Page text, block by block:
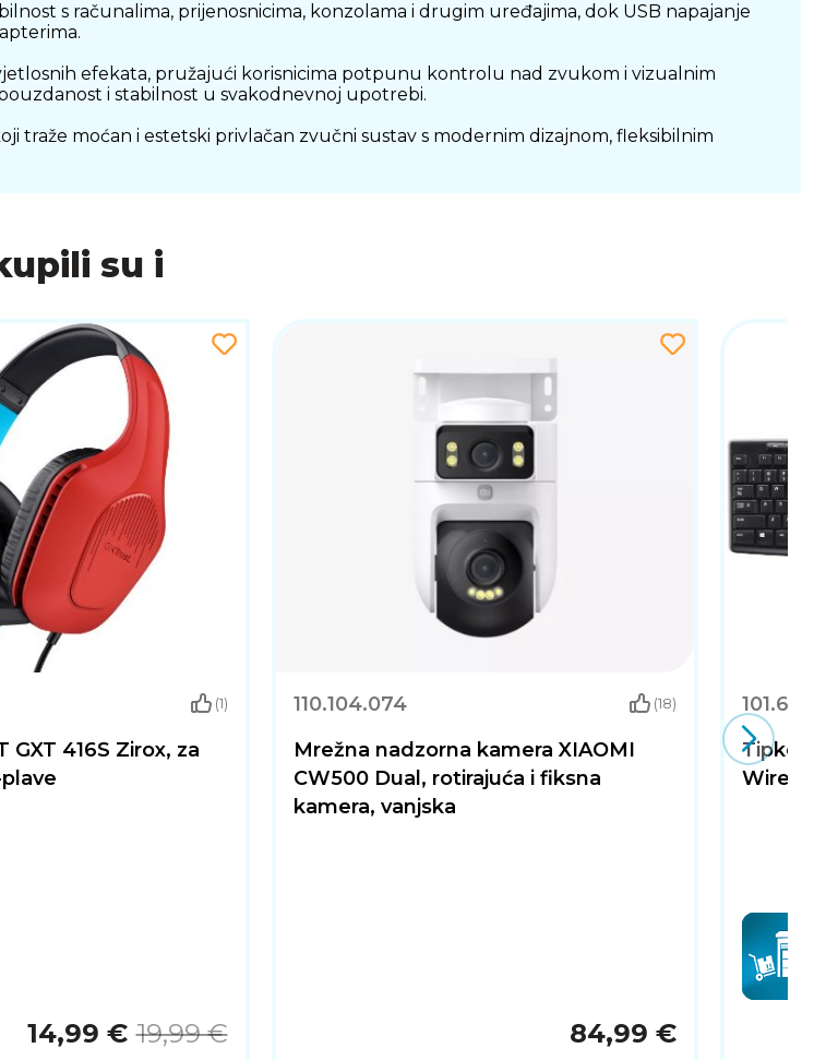
s računalima, prijenosnicima, konzolama i drugim uređajima, dok USB napajanje
efekata, pružajući korisnicima potpunu kontrolu nad zvukom i vizualnim
i stabilnost u svakodnevnoj upotrebi.
traže moćan i estetski privlačan zvučni sustav s modernim dizajnom, fleksibilnim
su i
(1)
GXT 416S Zirox, za
14,99 € 19,99 €
110.104.074 (18)
Mrežna nadzorna kamera XIAOMI
CW500 Dual, rotirajuća i fiksna
kamera, vanjska
84,99 €